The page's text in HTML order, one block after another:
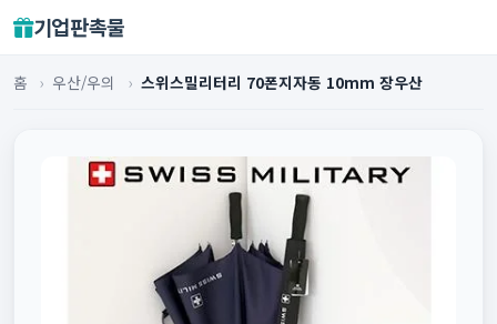
기업판촉물
홈 › 우산/우의 › 스위스밀리터리 70폰지자동 10mm 장우산